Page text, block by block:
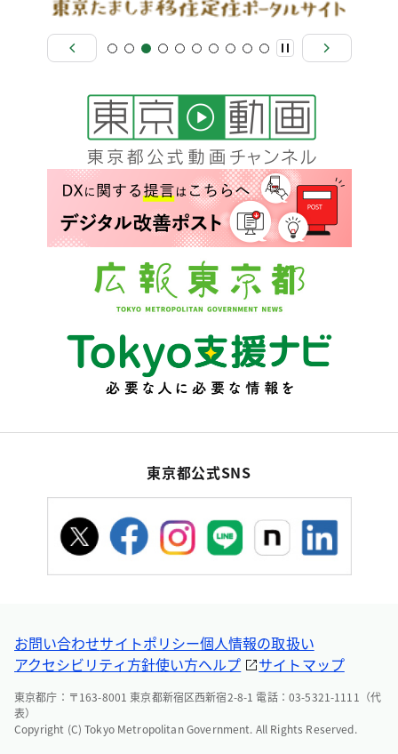
東京都公式SNS
お問い合わせサイトポリシー個人情報の取扱い
アクセシビリティ方針使い方ヘルプ サイトマップ
東京都庁：〒163-8001 東京都新宿区西新宿2-8-1 電話：03-5321-1111（代
表）
Copyright (C) Tokyo Metropolitan Government. All Rights Reserved.